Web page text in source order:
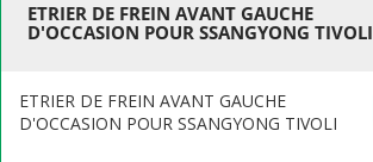
ETRIER DE FREIN AVANT GAUCHE
D'OCCASION POUR SSANGYONG TIVOLI
ETRIER DE FREIN AVANT GAUCHE
D'OCCASION POUR SSANGYONG TIVOLI